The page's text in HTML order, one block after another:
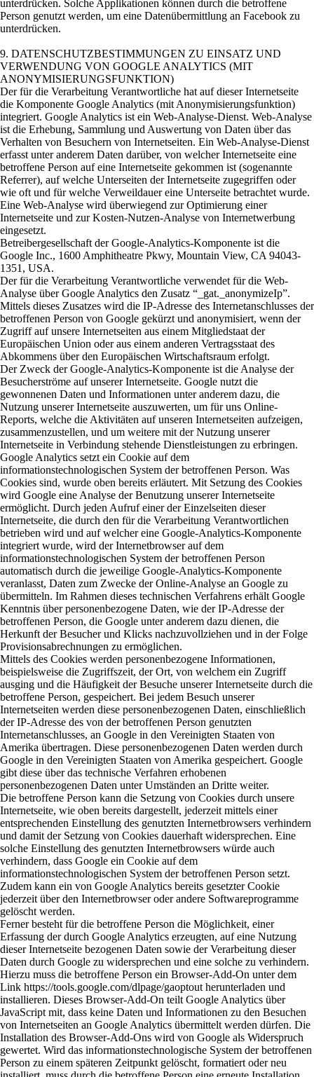
unterdrücken. Solche Applikationen können durch die betroffene
Person genutzt werden, um eine Datenübermittlung an Facebook zu
unterdrücken.
9. DATENSCHUTZBESTIMMUNGEN ZU EINSATZ UND
VERWENDUNG VON GOOGLE ANALYTICS (MIT
ANONYMISIERUNGSFUNKTION)
Der für die Verarbeitung Verantwortliche hat auf dieser Internetseite
die Komponente Google Analytics (mit Anonymisierungsfunktion)
integriert. Google Analytics ist ein Web-Analyse-Dienst. Web-Analyse
ist die Erhebung, Sammlung und Auswertung von Daten über das
Verhalten von Besuchern von Internetseiten. Ein Web-Analyse-Dienst
erfasst unter anderem Daten darüber, von welcher Internetseite eine
betroffene Person auf eine Internetseite gekommen ist (sogenannte
Referrer), auf welche Unterseiten der Internetseite zugegriffen oder
wie oft und für welche Verweildauer eine Unterseite betrachtet wurde.
Eine Web-Analyse wird überwiegend zur Optimierung einer
Internetseite und zur Kosten-Nutzen-Analyse von Internetwerbung
eingesetzt.
Betreibergesellschaft der Google-Analytics-Komponente ist die
Google Inc., 1600 Amphitheatre Pkwy, Mountain View, CA 94043-
1351, USA.
Der für die Verarbeitung Verantwortliche verwendet für die Web-
Analyse über Google Analytics den Zusatz “_gat._anonymizeIp”.
Mittels dieses Zusatzes wird die IP-Adresse des Internetanschlusses der
betroffenen Person von Google gekürzt und anonymisiert, wenn der
Zugriff auf unsere Internetseiten aus einem Mitgliedstaat der
Europäischen Union oder aus einem anderen Vertragsstaat des
Abkommens über den Europäischen Wirtschaftsraum erfolgt.
Der Zweck der Google-Analytics-Komponente ist die Analyse der
Besucherströme auf unserer Internetseite. Google nutzt die
gewonnenen Daten und Informationen unter anderem dazu, die
Nutzung unserer Internetseite auszuwerten, um für uns Online-
Reports, welche die Aktivitäten auf unseren Internetseiten aufzeigen,
zusammenzustellen, und um weitere mit der Nutzung unserer
Internetseite in Verbindung stehende Dienstleistungen zu erbringen.
Google Analytics setzt ein Cookie auf dem
informationstechnologischen System der betroffenen Person. Was
Cookies sind, wurde oben bereits erläutert. Mit Setzung des Cookies
wird Google eine Analyse der Benutzung unserer Internetseite
ermöglicht. Durch jeden Aufruf einer der Einzelseiten dieser
Internetseite, die durch den für die Verarbeitung Verantwortlichen
betrieben wird und auf welcher eine Google-Analytics-Komponente
integriert wurde, wird der Internetbrowser auf dem
informationstechnologischen System der betroffenen Person
automatisch durch die jeweilige Google-Analytics-Komponente
veranlasst, Daten zum Zwecke der Online-Analyse an Google zu
übermitteln. Im Rahmen dieses technischen Verfahrens erhält Google
Kenntnis über personenbezogene Daten, wie der IP-Adresse der
betroffenen Person, die Google unter anderem dazu dienen, die
Herkunft der Besucher und Klicks nachzuvollziehen und in der Folge
Provisionsabrechnungen zu ermöglichen.
Mittels des Cookies werden personenbezogene Informationen,
beispielsweise die Zugriffszeit, der Ort, von welchem ein Zugriff
ausging und die Häufigkeit der Besuche unserer Internetseite durch die
betroffene Person, gespeichert. Bei jedem Besuch unserer
Internetseiten werden diese personenbezogenen Daten, einschließlich
der IP-Adresse des von der betroffenen Person genutzten
Internetanschlusses, an Google in den Vereinigten Staaten von
Amerika übertragen. Diese personenbezogenen Daten werden durch
Google in den Vereinigten Staaten von Amerika gespeichert. Google
gibt diese über das technische Verfahren erhobenen
personenbezogenen Daten unter Umständen an Dritte weiter.
Die betroffene Person kann die Setzung von Cookies durch unsere
Internetseite, wie oben bereits dargestellt, jederzeit mittels einer
entsprechenden Einstellung des genutzten Internetbrowsers verhindern
und damit der Setzung von Cookies dauerhaft widersprechen. Eine
solche Einstellung des genutzten Internetbrowsers würde auch
verhindern, dass Google ein Cookie auf dem
informationstechnologischen System der betroffenen Person setzt.
Zudem kann ein von Google Analytics bereits gesetzter Cookie
jederzeit über den Internetbrowser oder andere Softwareprogramme
gelöscht werden.
Ferner besteht für die betroffene Person die Möglichkeit, einer
Erfassung der durch Google Analytics erzeugten, auf eine Nutzung
dieser Internetseite bezogenen Daten sowie der Verarbeitung dieser
Daten durch Google zu widersprechen und eine solche zu verhindern.
Hierzu muss die betroffene Person ein Browser-Add-On unter dem
Link https://tools.google.com/dlpage/gaoptout herunterladen und
installieren. Dieses Browser-Add-On teilt Google Analytics über
JavaScript mit, dass keine Daten und Informationen zu den Besuchen
von Internetseiten an Google Analytics übermittelt werden dürfen. Die
Installation des Browser-Add-Ons wird von Google als Widerspruch
gewertet. Wird das informationstechnologische System der betroffenen
Person zu einem späteren Zeitpunkt gelöscht, formatiert oder neu